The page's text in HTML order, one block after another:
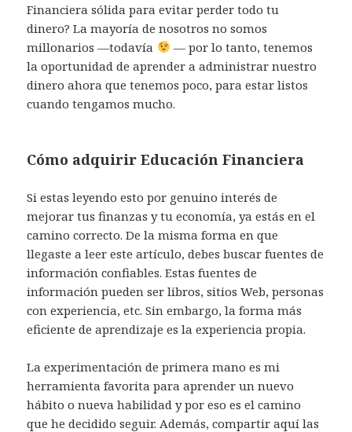
Financiera sólida para evitar perder todo tu
dinero? La mayoría de nosotros no somos
millonarios —todavía
— por lo tanto, tenemos
la oportunidad de aprender a administrar nuestro
dinero ahora que tenemos poco, para estar listos
cuando tengamos mucho.
Cómo adquirir Educación Financiera
Si estas leyendo esto por genuino interés de
mejorar tus finanzas y tu economía, ya estás en el
camino correcto. De la misma forma en que
llegaste a leer este artículo, debes buscar fuentes de
información confiables. Estas fuentes de
información pueden ser libros, sitios Web, personas
con experiencia, etc. Sin embargo, la forma más
eficiente de aprendizaje es la experiencia propia.
La experimentación de primera mano es mi
herramienta favorita para aprender un nuevo
hábito o nueva habilidad y por eso es el camino
que he decidido seguir. Además, compartir aquí las